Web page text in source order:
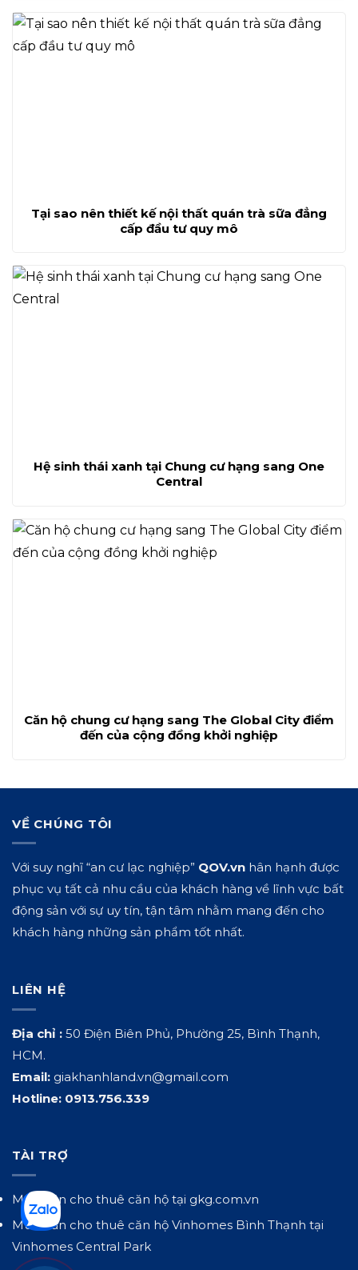
Tại sao nên thiết kế nội thất quán trà sữa đẳng
cấp đầu tư quy mô
Hệ sinh thái xanh tại Chung cư hạng sang One
Central
Căn hộ chung cư hạng sang The Global City điểm
đến của cộng đồng khởi nghiệp
VỀ CHÚNG TÔI
Với suy nghĩ “an cư lạc nghiệp” QOV.vn hân hạnh được
phục vụ tất cả nhu cầu của khách hàng về lĩnh vực bất
động sản với sự uy tín, tận tâm nhằm mang đến cho
khách hàng những sản phẩm tốt nhất.
LIÊN HỆ
Địa chỉ : 50 Điện Biên Phủ, Phường 25, Bình Thạnh,
HCM.
Email: giakhanhland.vn@gmail.com
Hotline: 0913.756.339
TÀI TRỢ
Mua bán cho thuê căn hộ tại gkg.com.vn
Mua bán cho thuê căn hộ Vinhomes Bình Thạnh tại
Vinhomes Central Park